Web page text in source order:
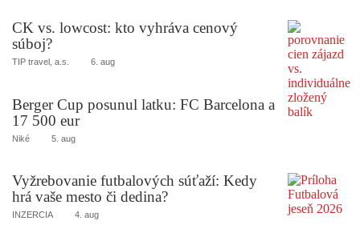
CK vs. lowcost: kto vyhráva cenový
súboj?
TIP travel, a.s. 6. aug
Berger Cup posunul latku: FC Barcelona a
17 500 eur
Niké 5. aug
Vyžrebovanie futbalových súťaží: Kedy
hrá vaše mesto či dedina?
INZERCIA 4. aug